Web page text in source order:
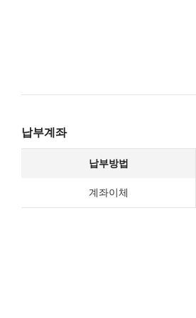
납부계좌
납부방법
계좌이체